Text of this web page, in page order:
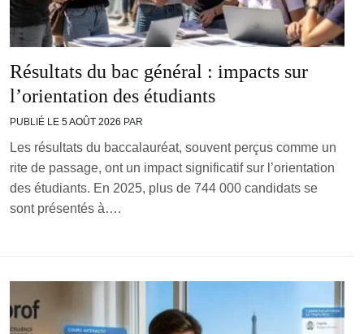
Résultats du bac général : impacts sur
l’orientation des étudiants
PUBLIÉ LE 5 AOÛT 2026 PAR
Les résultats du baccalauréat, souvent perçus comme un
rite de passage, ont un impact significatif sur l’orientation
des étudiants. En 2025, plus de 744 000 candidats se
sont présentés à….